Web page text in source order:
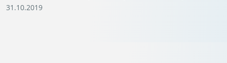
31.10.2019